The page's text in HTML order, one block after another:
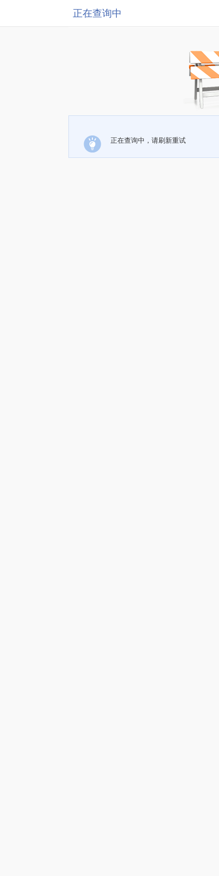
正在查询中
正在查询中，请刷新重试